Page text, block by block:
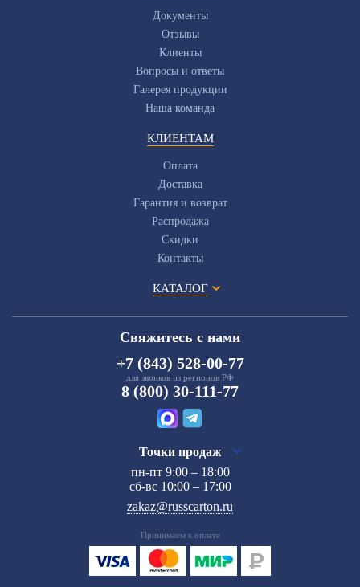
Документы
Отзывы
Клиенты
Вопросы и ответы
Галерея продукции
Наша команда
КЛИЕНТАМ
Оплата
Доставка
Гарантия и возврат
Распродажа
Скидки
Контакты
КАТАЛОГ
Свяжитесь с нами
+7 (843) 528-00-77
для звонков из регионов РФ
8 (800) 30-111-77
Точки продаж
пн-пт 9:00 – 18:00
сб-вс 10:00 – 17:00
zakaz@russcarton.ru
Принимаем к оплате